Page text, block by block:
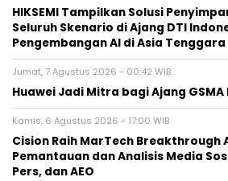
HIKSEMI Tampilkan Solusi
Seluruh Skenario di Ajang DTI
Pengembangan AI di Asia Tenggara
Jumat, 7 Agustus 2026 - 00:42 WIB
Huawei Jadi Mitra bagi Ajang GSMA
Kamis, 6 Agustus 2026 - 17:00 WIB
Cision Raih MarTech Breakthrough
Pemantauan dan Analisis Media
Pers, dan AEO